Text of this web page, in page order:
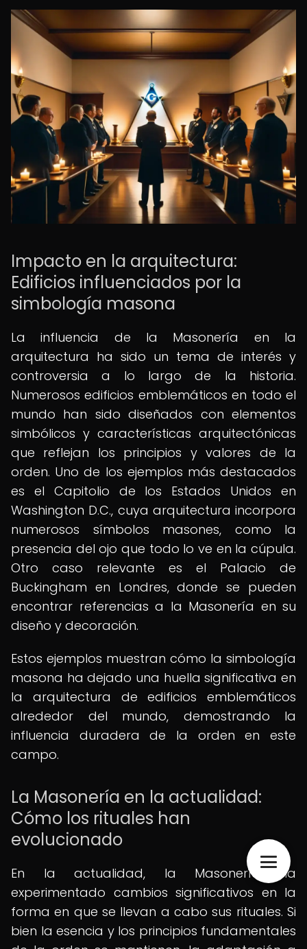
Impacto en la arquitectura:
Edificios influenciados por la
simbología masona
La influencia de la Masonería en la
arquitectura ha sido un tema de interés y
controversia a lo largo de la historia.
Numerosos edificios emblemáticos en todo el
mundo han sido diseñados con elementos
simbólicos y características arquitectónicas
que reflejan los principios y valores de la
orden. Uno de los ejemplos más destacados
es el Capitolio de los Estados Unidos en
Washington D.C., cuya arquitectura incorpora
numerosos símbolos masones, como la
presencia del ojo que todo lo ve en la cúpula.
Otro caso relevante es el Palacio de
Buckingham en Londres, donde se pueden
encontrar referencias a la Masonería en su
diseño y decoración.
Estos ejemplos muestran cómo la simbología
masona ha dejado una huella significativa en
la arquitectura de edificios emblemáticos
alrededor del mundo, demostrando la
influencia duradera de la orden en este
campo.
La Masonería en la actualidad:
Cómo los rituales han
evolucionado
En la actualidad, la Masonería ha
experimentado cambios significativos en la
forma en que se llevan a cabo sus rituales. Si
bien la esencia y los principios fundamentales